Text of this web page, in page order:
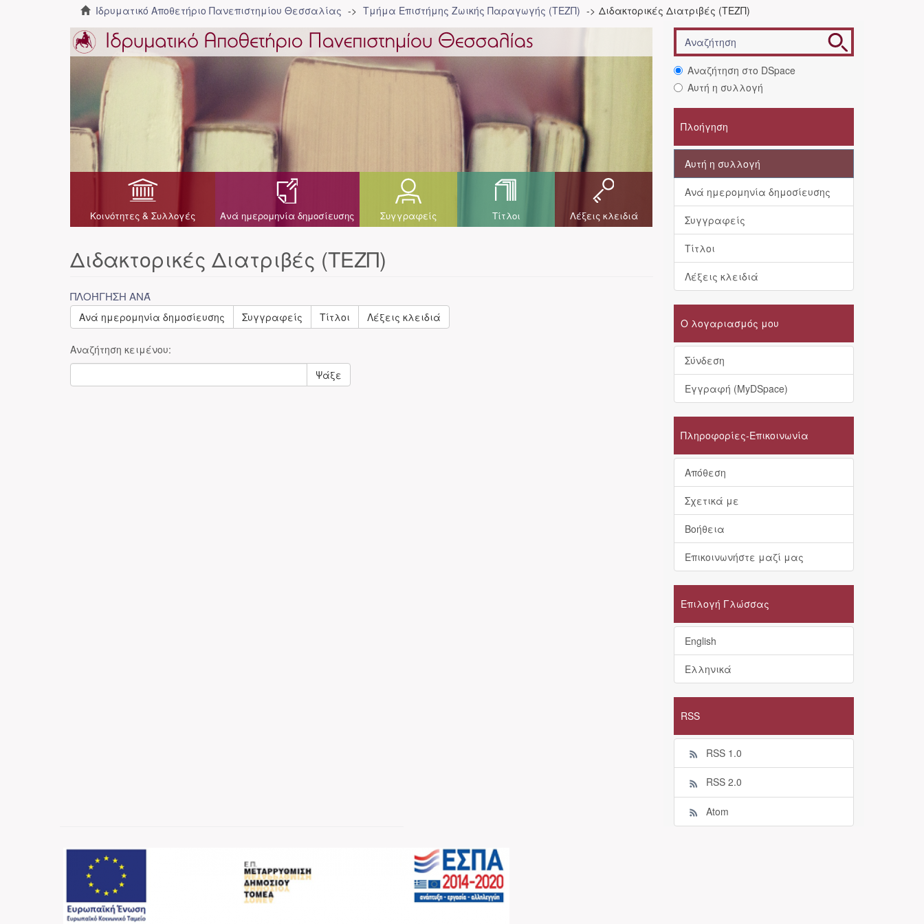
Ιδρυματικό Αποθετήριο Πανεπιστημίου Θεσσαλίας Τμήμα Επιστήμης Ζωικής Παραγωγής (ΤΕΖΠ) Διδακτορικές Διατριβές (ΤΕΖΠ)
Κοινότητες & Συλλογές Ανά ημερομηνία δημοσίευσης Συγγραφείς Τίτλοι Λέξεις κλειδιά
Διδακτορικές Διατριβές (ΤΕΖΠ)
ΠΛΟΉΓΗΣΗ ΑΝΆ
Ανά ημερομηνία δημοσίευσης Συγγραφείς Τίτλοι Λέξεις κλειδιά
Αναζήτηση κειμένου:
Ψάξε
Αναζήτηση στο DSpace
Αυτή η συλλογή
Πλοήγηση
Αυτή η συλλογή
Ανά ημερομηνία δημοσίευσης
Συγγραφείς
Τίτλοι
Λέξεις κλειδιά
Ο λογαριασμός μου
Σύνδεση
Εγγραφή (MyDSpace)
Πληροφορίες-Επικοινωνία
Απόθεση
Σχετικά με
Βοήθεια
Επικοινωνήστε μαζί μας
Επιλογή Γλώσσας
English
Ελληνικά
RSS
RSS 1.0
RSS 2.0
Atom